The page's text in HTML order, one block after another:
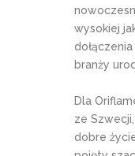
wysokiej
branży
Dla
ze
dobre